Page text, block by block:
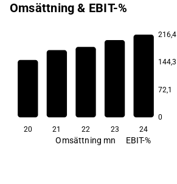
Omsättning & EBIT-%
216,4
144,3
72,1
0
20 21 22 23 24
Omsättning mn EBIT-%